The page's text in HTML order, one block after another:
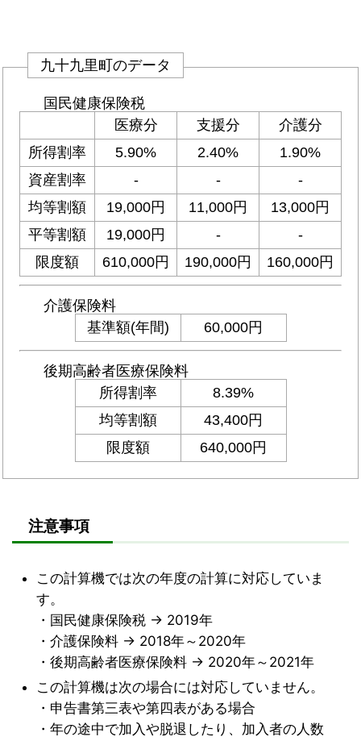
注意事項
この計算機では次の年度の計算に対応していま
す。
・国民健康保険税 → 2019年
・介護保険料 → 2018年～2020年
・後期高齢者医療保険料 → 2020年～2021年
この計算機は次の場合には対応していません。
・申告書第三表や第四表がある場合
・年の途中で加入や脱退したり、加入者の人数